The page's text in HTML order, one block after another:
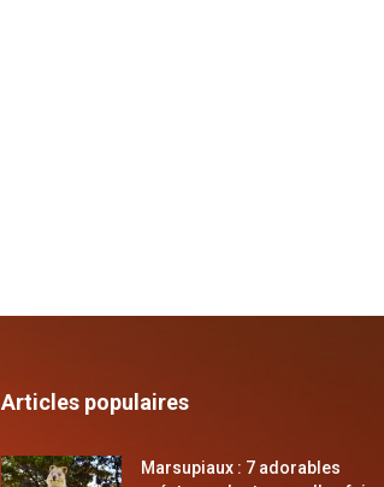
Articles populaires
Marsupiaux : 7 adorables